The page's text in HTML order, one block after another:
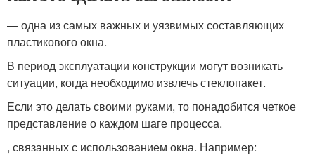
— одна из самых важных и уязвимых составляющих
пластикового окна.
В период эксплуатации конструкции могут возникать
ситуации, когда необходимо извлечь стеклопакет.
Если это делать своими руками, то понадобится четкое
представление о каждом шаге процесса.
, связанных с использованием окна. Например: